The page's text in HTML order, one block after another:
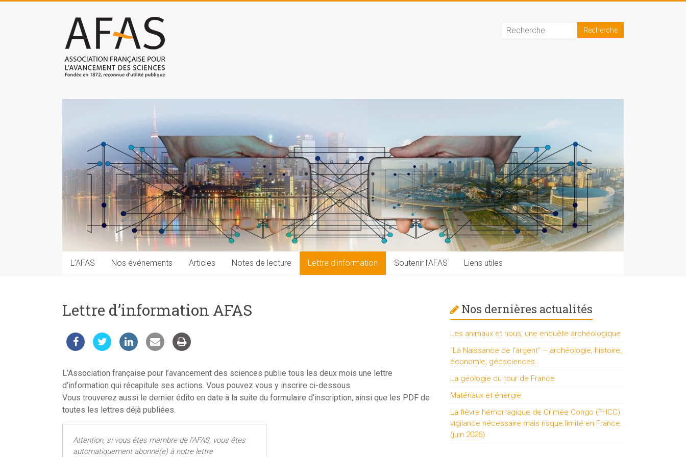
Association
française
pour
sciences
(AFAS)
Promouvoir
les
sciences
techniques
du
public
L’AFAS Nos événements Articles Notes de lecture Lettre d’information Soutenir l’AFAS Liens utiles
Lettre d’information AFAS
L’Association française pour l’avancement des sciences publie tous les deux mois une lettre
d’information qui récapitule ses actions. Vous pouvez vous y inscrire ci-dessous.
Vous trouverez aussi le dernier édito en date à la suite du formulaire d’inscription, ainsi que les PDF de
toutes les lettres déjà publiées.
Attention, si vous êtes membre de l’AFAS, vous êtes
automatiquement abonné(e) à notre lettre
Nos dernières actualités
Les animaux et nous, une enquête archéologique
“La Naissance de l’argent” – archéologie, histoire,
économie, géosciences…
La géologie du tour de France
Matériaux et énergie
La fièvre hémorragique de Crimée Congo (FHCC) :
vigilance nécessaire mais risque limité en France.
(juin 2026)